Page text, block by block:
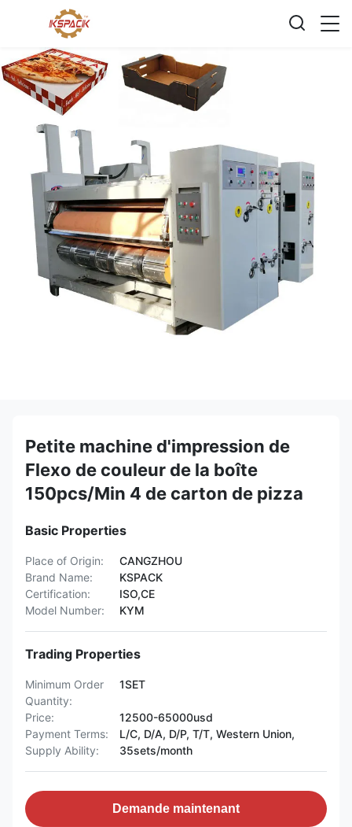
Petite machine d'impression de
Flexo de couleur de la boîte
150pcs/Min 4 de carton de pizza
Basic Properties
Place of Origin:
CANGZHOU
Brand Name:
KSPACK
Certification:
ISO,CE
Model Number:
KYM
Trading Properties
Minimum Order
Quantity:
1SET
Price:
12500-65000usd
Payment Terms:
L/C, D/A, D/P, T/T, Western Union,
Supply Ability:
35sets/month
Demande maintenant